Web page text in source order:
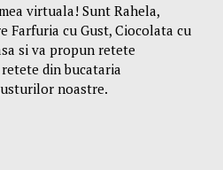
virtuala! Sunt Rahela,
cu Gust, Ciocolata cu
si va propun retete
din bucataria
noastre.